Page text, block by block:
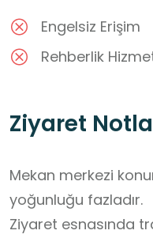
Engelsiz Erişim
Rehberlik
Ziyaret
Mekan merkezi
yoğunluğu fazladır.
Ziyaret esnasında